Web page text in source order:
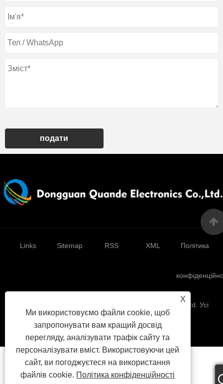
подати
X
Ми використовуємо файли cookie, щоб
запропонувати вам кращий досвід
перегляду, аналізувати трафік сайту та
персоналізувати вміст. Використовуючи цей
сайт, ви погоджуєтеся на використання
файлів cookie. Політика конфіденційності
Links Sitemap RSS XML Політика
Copyright © 2025 Dongguan Quande Electronics Co., Ltd. Усі
права захищені.